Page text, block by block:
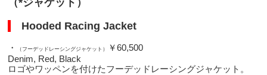
（*ジャケット）
Hooded Racing Jacket
・ （フーデッドレーシングジャケット）
￥60,500
Denim, Red, Black
ロゴやワッペンを付けたフーデッドレーシングジャケット。